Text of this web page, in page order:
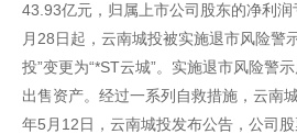
43.93亿元，归属上市公司股东的净利
月28日起，云南城投被实施退市风险警
投”变更为“*ST云城”。实施退市风险警
出售资产。经过一系列自救措施，云南
年5月12日，云南城投发布公告，公司